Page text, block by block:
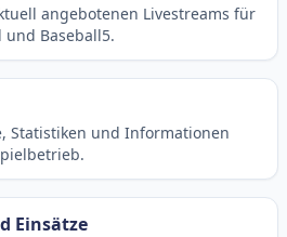
angebotenen Livestreams für
und Baseball5.
Statistiken und Informationen
Einsätze